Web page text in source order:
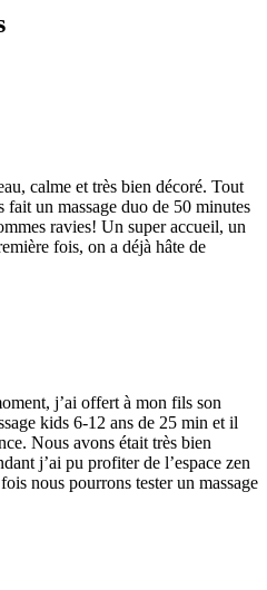
calme et très bien décoré. Tout
fait un massage duo de 50 minutes
ravies! Un super accueil, un
fois, on a déjà hâte de
j’ai offert à mon fils son
kids 6-12 ans de 25 min et il
Nous avons était très bien
j’ai pu profiter de l’espace zen
nous pourrons tester un massage